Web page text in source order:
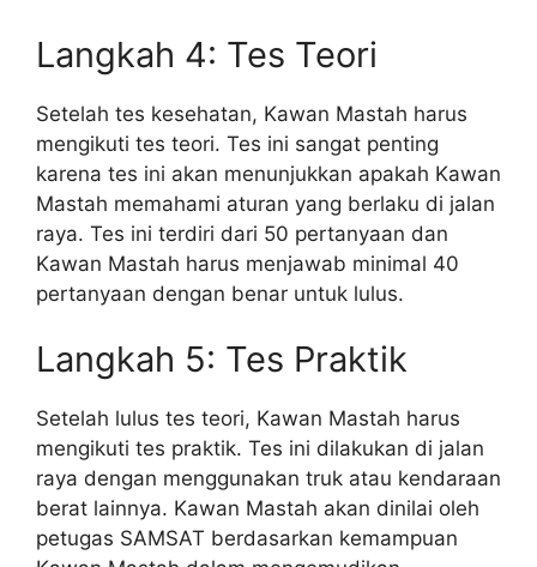
Langkah 4: Tes Teori
Setelah tes kesehatan, Kawan Mastah harus
mengikuti tes teori. Tes ini sangat penting
karena tes ini akan menunjukkan apakah Kawan
Mastah memahami aturan yang berlaku di jalan
raya. Tes ini terdiri dari 50 pertanyaan dan
Kawan Mastah harus menjawab minimal 40
pertanyaan dengan benar untuk lulus.
Langkah 5: Tes Praktik
Setelah lulus tes teori, Kawan Mastah harus
mengikuti tes praktik. Tes ini dilakukan di jalan
raya dengan menggunakan truk atau kendaraan
berat lainnya. Kawan Mastah akan dinilai oleh
petugas SAMSAT berdasarkan kemampuan